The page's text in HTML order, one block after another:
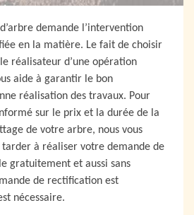
demande l’intervention
en la matière. Le fait de choisir
réalisateur d’une opération
aide à garantir le bon
réalisation des travaux. Pour
sur le prix et la durée de la
de votre arbre, nous vous
tarder à réaliser votre demande de
gratuitement et aussi sans
de rectification est
nécessaire.